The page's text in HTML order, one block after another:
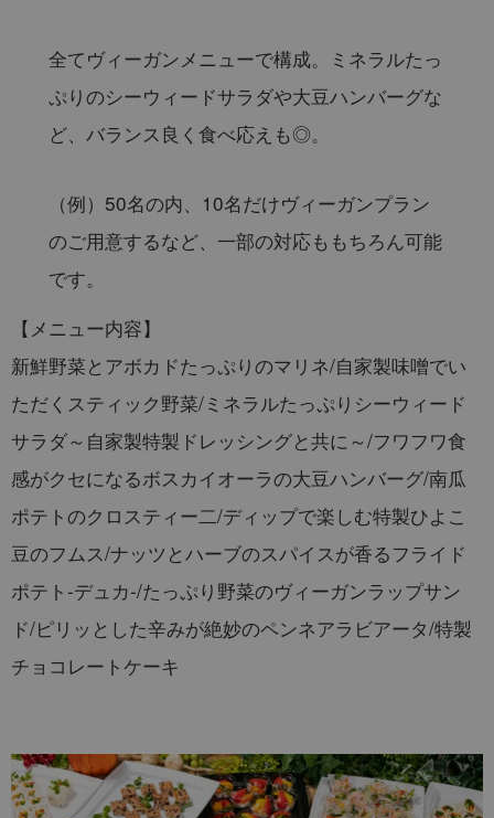
全てヴィーガンメニューで構成。ミネラルたっ
ぷりのシーウィードサラダや大豆ハンバーグな
ど、バランス良く食べ応えも◎。
（例）50名の内、10名だけヴィーガンプラン
のご用意するなど、一部の対応ももちろん可能
です。
【メニュー内容】
新鮮野菜とアボカドたっぷりのマリネ/自家製味噌でい
ただくスティック野菜/ミネラルたっぷりシーウィード
サラダ～自家製特製ドレッシングと共に～/フワフワ食
感がクセになるボスカイオーラの大豆ハンバーグ/南瓜
ポテトのクロスティー二/ディップで楽しむ特製ひよこ
豆のフムス/ナッツとハーブのスパイスが香るフライド
ポテト‐デュカ‐/たっぷり野菜のヴィーガンラップサン
ド/ピリッとした辛みが絶妙のペンネアラビアータ/特製
チョコレートケーキ